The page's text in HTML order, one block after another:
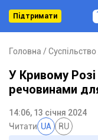
Підтримати
Головна Суспільство
У Кривому Розі
речовинами
14:06, 13 січня 2024
Читати UA RU